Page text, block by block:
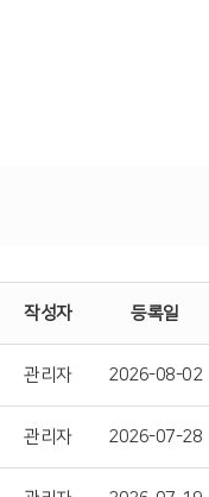
작성자 등록일
관리자 2026-08-02
관리자 2026-07-28